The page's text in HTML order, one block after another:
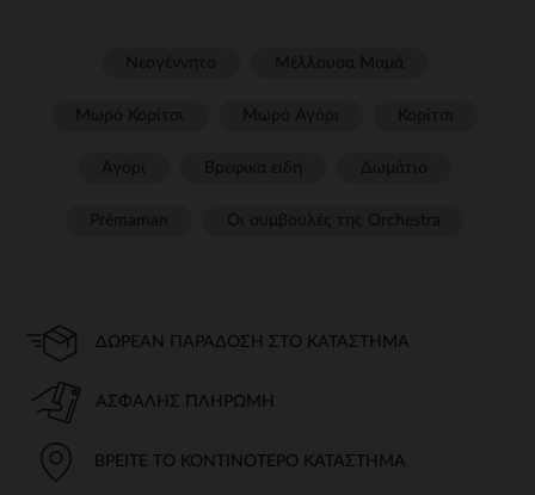
ΔΩΡΕΆΝ ΠΑΡΆΔΟΣΗ ΣΤΟ ΚΑΤΆΣΤΗΜΑ
ΑΣΦΑΛΉΣ ΠΛΗΡΩΜΉ
ΒΡΕΊΤΕ ΤΟ ΚΟΝΤΙΝΌΤΕΡΟ ΚΑΤΆΣΤΗΜΑ